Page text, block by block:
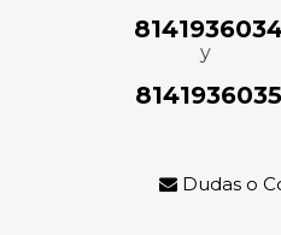
y
8141936035
Dudas o